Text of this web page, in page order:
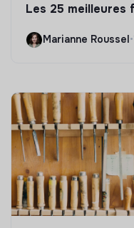
Les 25 meilleures
Marianne Roussel•